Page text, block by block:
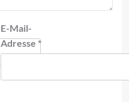
E-Mail-
Adresse*